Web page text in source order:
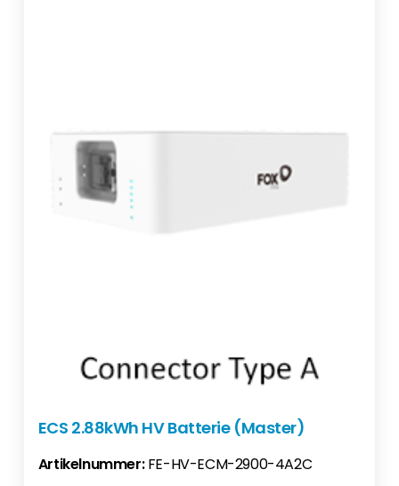
ECS 2.88kWh HV Batterie (Master)
Artikelnummer:FE-HV-ECM-2900-4A2C